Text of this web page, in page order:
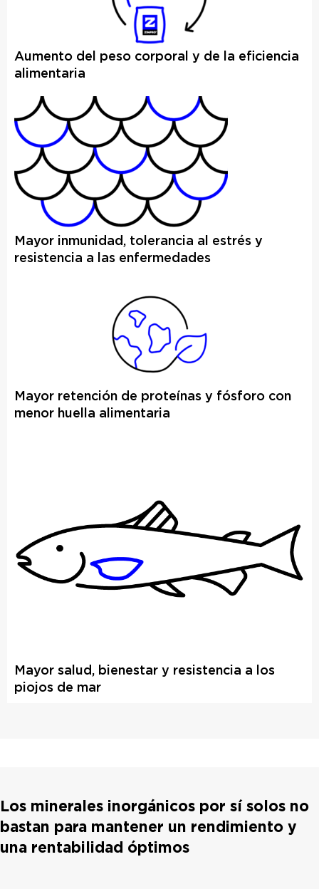
Aumento del peso corporal y de la eficiencia
alimentaria
Mayor inmunidad, tolerancia al estrés y
resistencia a las enfermedades
Mayor retención de proteínas y fósforo con
menor huella alimentaria
Mayor salud, bienestar y resistencia a los
piojos de mar
Los minerales inorgánicos por sí solos no
bastan para mantener un rendimiento y
una rentabilidad óptimos